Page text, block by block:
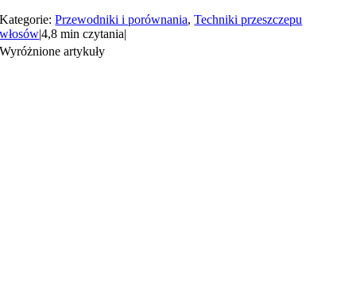
Kategorie:Przewodniki i porównania,Techniki przeszczepu
włosów|4,8 min czytania|
Wyróżnione artykuły